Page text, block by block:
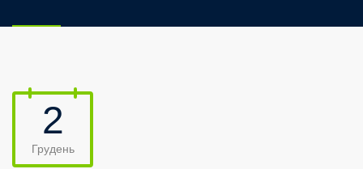
2
Грудень